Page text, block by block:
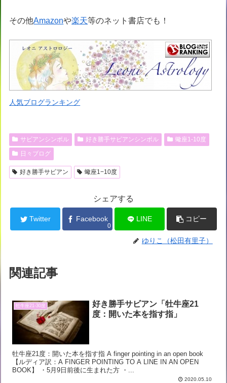
その他Amazonや楽天等のネット書店でも！
人気ブログランキング
サビアンシンボル 好き勝手サビアンシンボル
蠍座1-10度
日々ブログ
好き勝手サビアン 蠍座1−10度
シェアする
Twitter Facebook
0
LINE コピー
ゆりこ（松田有里子）
関連記事
牡牛座21-30度
好き勝手サビアン「牡牛座21
度：開いた本を指す指」
牡牛座21度：開いた本を指す指 A finger pointing in an open book
【ルディア訳：A FINGER POINTING TO A LINE IN AN OPEN
BOOK】 ・5月9日前後に生まれた方 ・...
2020.05.10